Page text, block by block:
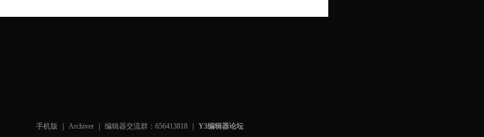
手机版 Archiver 编辑器交流群：656413818
Y3编辑器论坛